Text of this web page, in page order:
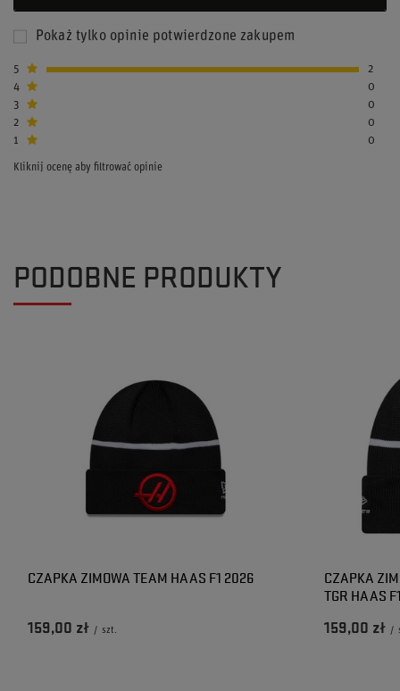
Pokaż tylko opinie potwierdzone zakupem
5
2
4
0
3
0
2
0
1
0
Kliknij ocenę aby filtrować opinie
PODOBNE PRODUKTY
CZAPKA ZIMOWA TEAM HAAS F1 2026
159,00 zł / szt.
CZAPKA
TGR HAAS
159,00 zł /